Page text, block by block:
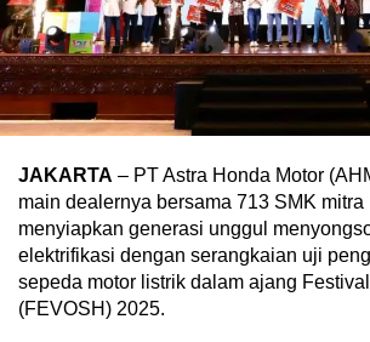
JAKARTA – PT Astra Honda Motor
main dealernya bersama 713 SMK mitra
menyiapkan generasi unggul
elektrifikasi dengan serangkaian uji
sepeda motor listrik dalam ajang
(FEVOSH) 2025.